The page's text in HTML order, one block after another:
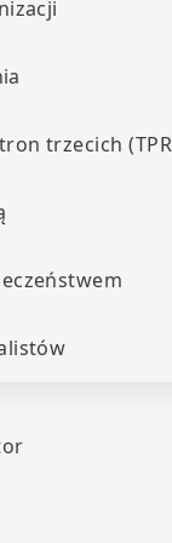
trzecich